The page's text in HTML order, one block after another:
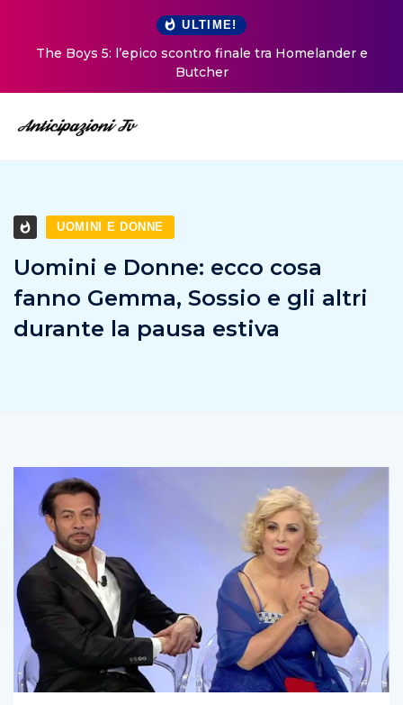
ULTIME!
The Boys 5: l’epico scontro finale tra Homelander e
Butcher
UOMINI E DONNE
Uomini e Donne: ecco cosa
fanno Gemma, Sossio e gli altri
durante la pausa estiva